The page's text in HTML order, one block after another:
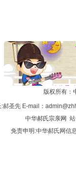
版权所有：
:郝圣先 E-mail：
中华郝氏宗亲网
免责申明:中华郝氏网信